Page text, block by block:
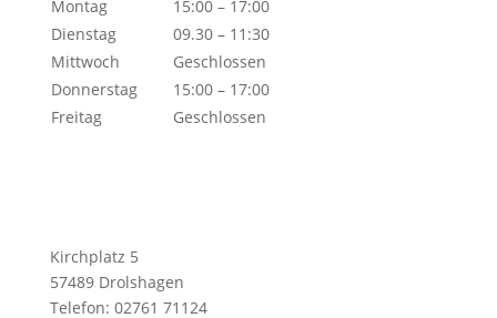
Montag
15:00 – 17:00
Dienstag
09.30 – 11:30
Mittwoch
Geschlossen
Donnerstag
15:00 – 17:00
Freitag
Geschlossen
Kirchplatz 5
57489 Drolshagen
Telefon: 02761 71124